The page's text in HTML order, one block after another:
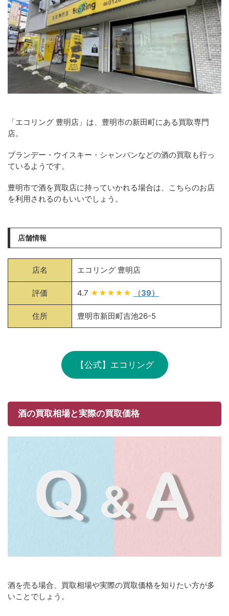
「エコリング 豊明店」は、豊明市の新田町にある買取専門
店。
ブランデー・ウイスキー・シャンパンなどの酒の買取も行っ
ているようです。
豊明市で酒を買取店に持っていかれる場合は、こちらのお店
を利用されるのもいいでしょう。
店舗情報
店名 エコリング 豊明店
評価 4.7 ★★★★★ （39）
住所 豊明市新田町吉池26-5
【公式】エコリング
酒の買取相場と実際の買取価格
酒を売る場合、買取相場や実際の買取価格を知りたい方が多
いことでしょう。